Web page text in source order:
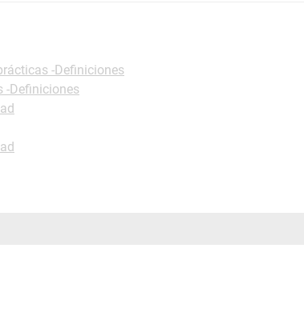
-Definiciones
-Definiciones